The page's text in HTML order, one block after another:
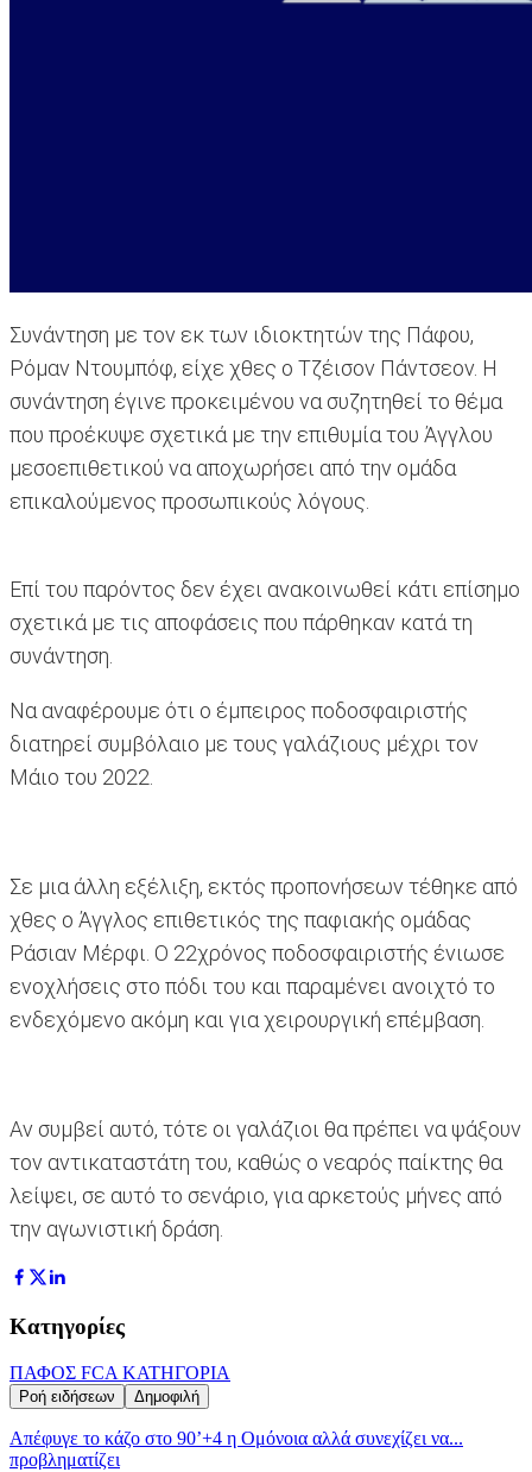
Συνάντηση με τον εκ των ιδιοκτητών της Πάφου,
Ρόμαν Ντουμπόφ, είχε χθες ο Τζέισον Πάντσεον. Η
συνάντηση έγινε προκειμένου να συζητηθεί το θέμα
που προέκυψε σχετικά με την επιθυμία του Άγγλου
μεσοεπιθετικού να αποχωρήσει από την ομάδα
επικαλούμενος προσωπικούς λόγους.
Επί του παρόντος δεν έχει ανακοινωθεί κάτι επίσημο
σχετικά με τις αποφάσεις που πάρθηκαν κατά τη
συνάντηση.
Να αναφέρουμε ότι ο έμπειρος ποδοσφαιριστής
διατηρεί συμβόλαιο με τους γαλάζιους μέχρι τον
Μάιο του 2022.
Σε μια άλλη εξέλιξη, εκτός προπονήσεων τέθηκε από
χθες ο Άγγλος επιθετικός της παφιακής ομάδας
Ράσιαν Μέρφι. Ο 22χρόνος ποδοσφαιριστής ένιωσε
ενοχλήσεις στο πόδι του και παραμένει ανοιχτό το
ενδεχόμενο ακόμη και για χειρουργική επέμβαση.
Αν συμβεί αυτό, τότε οι γαλάζιοι θα πρέπει να ψάξουν
τον αντικαταστάτη του, καθώς ο νεαρός παίκτης θα
λείψει, σε αυτό το σενάριο, για αρκετούς μήνες από
την αγωνιστική δράση.
Κατηγορίες
ΠΑΦΟΣ FCΑ ΚΑΤΗΓΟΡΙΑ
Ροή ειδήσεων Δημοφιλή
Απέφυγε το κάζο στο 90’+4 η Ομόνοια αλλά συνεχίζει να...
προβληματίζει